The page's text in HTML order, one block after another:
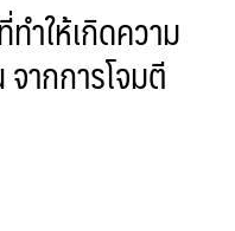
ำให้เกิดความ
ากการโจมตี